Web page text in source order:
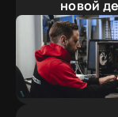
новой